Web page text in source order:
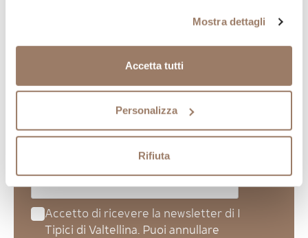
Mostra dettagli
Accetta tutti
Personalizza
Rifiuta
Ricevi buone notizie
Iscriviti alla newsletter, ti invieremo promozioni
Accetto di ricevere la newsletter di I
Tipici di Valtellina. Puoi annullare